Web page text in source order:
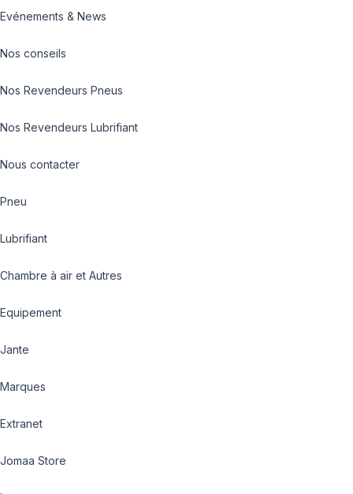
Evénements & News
Nos conseils
Nos Revendeurs Pneus
Nos Revendeurs Lubrifiant
Nous contacter
Pneu
Lubrifiant
Chambre à air et Autres
Equipement
Jante
Marques
Extranet
Jomaa Store